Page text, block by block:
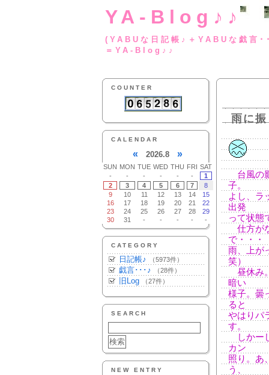
YA-Blog♪♪
(YABUな日記帳♪
＝YA-Blog♪♪
COUNTER
CALENDAR
« 2026.8 »
SUN MON TUE WED THU FRI SAT
-
- - - - -
1
2
3 4 5 6 7
8
9
10 11 12 13 14
15
16
17 18 19 20 21
22
23
24 25 26 27 28
29
30
31 - - - - -
CATEGORY
日記帳♪ （5973件）
戯言･･･♪ （28件）
旧Log （27件）
SEARCH
NEW ENTRY
雨に
台風の
子。
よし、ラ
出発
って状態
仕方が
で・・・
雨、上が
笑）
昼休み
暗い
様子。曇
ると
やはりパ
す。
しかー
カン
照り。あ
う、